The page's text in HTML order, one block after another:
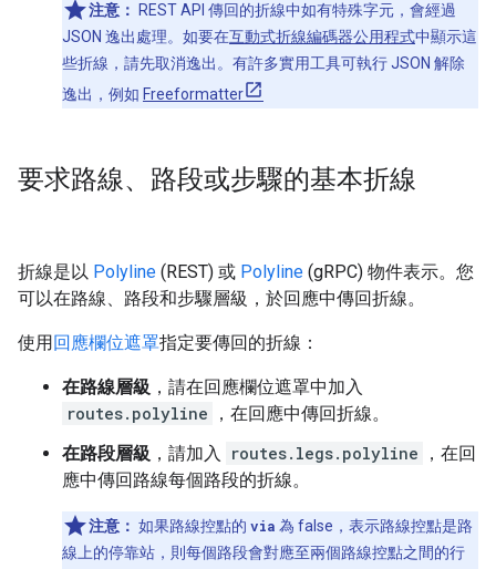
注意：
REST API 傳回的折線中如有特殊字元，會經過
JSON 逸出處理。如要在互動式折線編碼器公用程式中顯示這
些折線，請先取消逸出。有許多實用工具可執行 JSON 解除
逸出，例如 Freeformatter
要求路線、路段或步驟的基本折線
折線是以 Polyline (REST) 或 Polyline (gRPC) 物件表示。您
可以在路線、路段和步驟層級，於回應中傳回折線。
使用回應欄位遮罩指定要傳回的折線：
在路線層級 ，請在回應欄位遮罩中加入
routes.polyline
，在回應中傳回折線。
在路段層級 ，請加入 routes.legs.polyline
，在回
應中傳回路線每個路段的折線。
注意： 如果路線控點的 via 為 false，表示路線控點是路
線上的停靠站，則每個路段會對應至兩個路線控點之間的行